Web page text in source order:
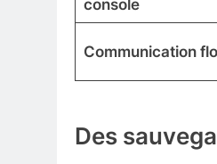
console
Communication
Des